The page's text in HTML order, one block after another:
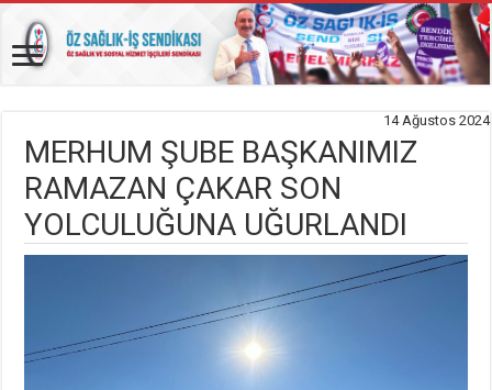
14 Ağustos 2024
MERHUM ŞUBE BAŞKANIMIZ
RAMAZAN ÇAKAR SON
YOLCULUĞUNA UĞURLANDI